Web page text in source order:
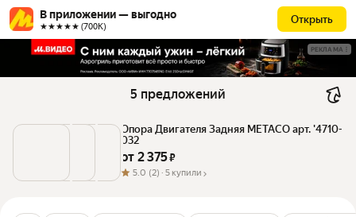
В приложении — выгодно
★★★★★ (700К)
Открыть
РЕКЛАМА
5 предложений
Опора Двигателя Задняя METACO арт. '4710-
032
от 2 375 ₽
5.0 (2) · 5 купили